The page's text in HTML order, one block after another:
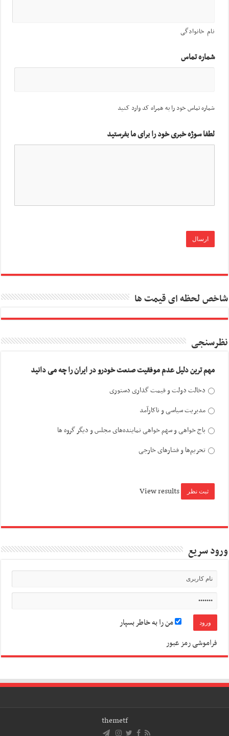
نام خانوادگی
شماره تماس
شماره تماس خود را به همراه کد وارد کنید
لطفا سوژه خبری خود را برای ما بفرستید
شاخص لحظه ای قیمت ها
نظرسنجی
مهم ترین دلیل عدم موفقیت صنعت خودرو در ایران را چه می دانید
دخالت دولت و قیمت گذاری دستوری
مدیریت سیاسی و ناکارآمد
باج خواهی و سهم خواهی نماینده‌های مجلس و دیگر گروه ها
تحریم‌ها و فشارهای خارجی
View results
ورود سریع
من را به خاطر بسپار
فراموشی رمز عبور
themetf